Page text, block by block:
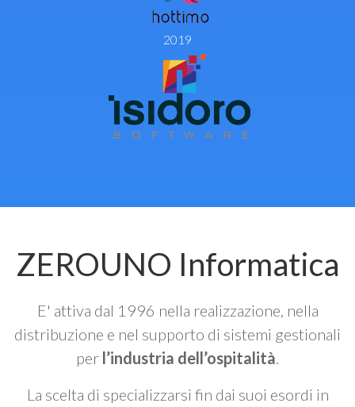
2019
ZEROUNO Informatica
E' attiva dal 1996 nella realizzazione, nella
distribuzione e nel supporto di sistemi gestionali
per l’industria dell’ospitalità
La scelta di specializzarsi fin dai suoi esordi in